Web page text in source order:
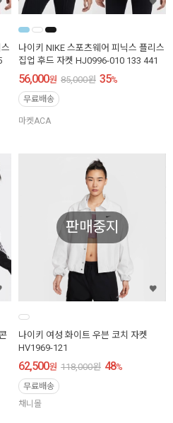
나이키 NIKE 스포츠웨어 피닉스 플리스
집업 후드 자켓 HJ0996-010 133 441
56,000원 85,000원 35%
무료배송
마켓ACA
판매중지
나이키 여성 화이트 우븐 코치 자켓
HV1969-121
62,500원 118,000원 48%
무료배송
채니몰